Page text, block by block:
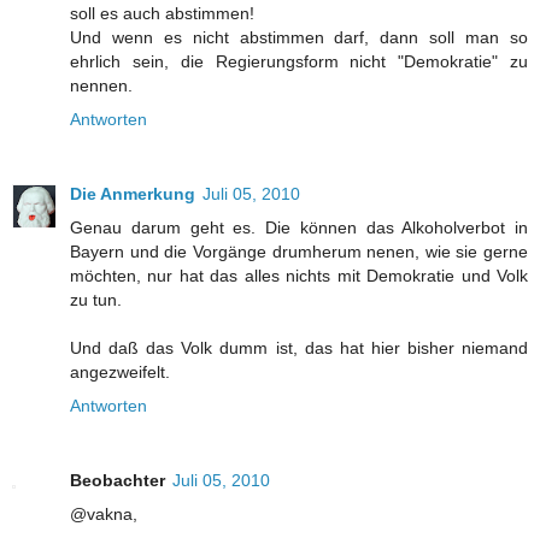
soll es auch abstimmen!
Und wenn es nicht abstimmen darf, dann soll man so
ehrlich sein, die Regierungsform nicht "Demokratie" zu
nennen.
Antworten
Die Anmerkung Juli 05, 2010
Genau darum geht es. Die können das Alkoholverbot in
Bayern und die Vorgänge drumherum nenen, wie sie gerne
möchten, nur hat das alles nichts mit Demokratie und Volk
zu tun.
Und daß das Volk dumm ist, das hat hier bisher niemand
angezweifelt.
Antworten
Beobachter Juli 05, 2010
@vakna,